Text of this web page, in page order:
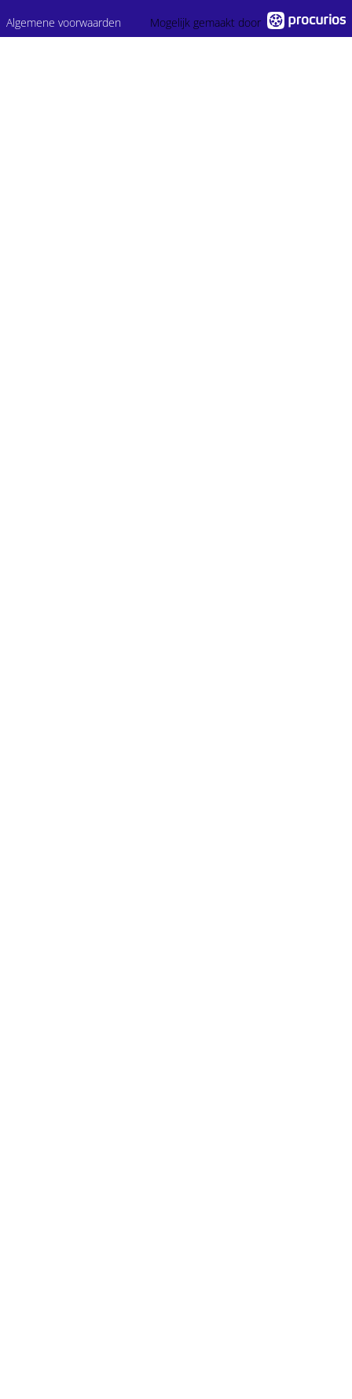
Algemene voorwaarden Mogelijk gemaakt door